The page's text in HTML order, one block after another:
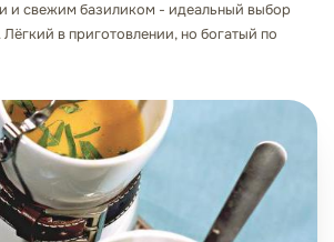
и свежим базиликом - идеальный выбор
в приготовлении, но богатый по